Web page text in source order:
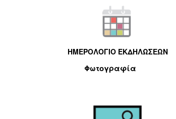
ΗΜΕΡΟΛΟΓΙΟ ΕΚΔΗΛΩΣΕΩΝ
Φωτογραφία